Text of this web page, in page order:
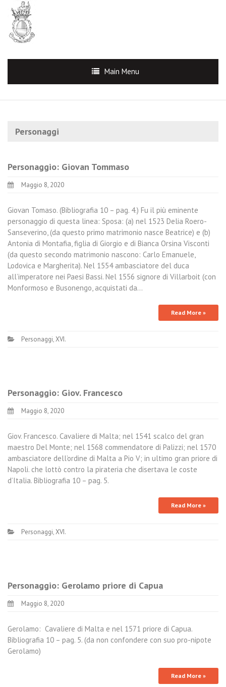
Main Menu
Personaggi
Personaggio: Giovan Tommaso
Maggio 8, 2020
Giovan Tomaso. (Bibliografia 10 – pag. 4.) Fu il più eminente
personaggio di questa linea: Sposa: (a) nel 1523 Delia Roero-
Sanseverino, (da questo primo matrimonio nasce Beatrice) e (b)
Antonia di Montafia, figlia di Giorgio e di Bianca Orsina Visconti
(da questo secondo matrimonio nascono: Carlo Emanuele,
Lodovica e Margherita). Nel 1554 ambasciatore del duca
all’imperatore nei Paesi Bassi. Nel 1556 signore di Villarboit (con
Monformoso e Busonengo, acquistati da…
Read More »
Personaggi,XVI.
Personaggio: Giov. Francesco
Maggio 8, 2020
Giov. Francesco. Cavaliere di Malta; nel 1541 scalco del gran
maestro Del Monte; nel 1568 commendatore di Palizzi; nel 1570
ambasciatore dell’ordine di Malta a Pio V; in ultimo gran priore di
Napoli. che lottò contro la pirateria che disertava le coste
d’Italia. Bibliografia 10 – pag. 5.
Read More »
Personaggi,XVI.
Personaggio: Gerolamo priore di Capua
Maggio 8, 2020
Gerolamo: Cavaliere di Malta e nel 1571 priore di Capua.
Bibliografia 10 – pag. 5. (da non confondere con suo pro-nipote
Gerolamo)
Read More »